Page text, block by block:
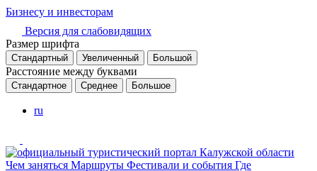
Бизнесу и инвесторам
Версия для слабовидящих
Размер шрифта
Стандартный Увеличенный Большой
Расстояние между буквами
Стандартное Среднее Большое
ru
Чем заняться Маршруты Фестивали и события Где